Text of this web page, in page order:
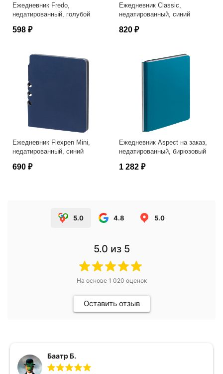
Ежедневник Fredo,
недатированный, голубой
598 ₽
Ежедневник Classic,
недатированный, синий
820 ₽
Ежедневник Flexpen Mini,
недатированный, синий
690 ₽
Ежедневник Aspect на заказ,
недатированный, бирюзовый
1 282 ₽
5.0 4.8 5.0
5.0 из 5
На основе 1 020 оценок
Оставить отзыв
Баатр Б.